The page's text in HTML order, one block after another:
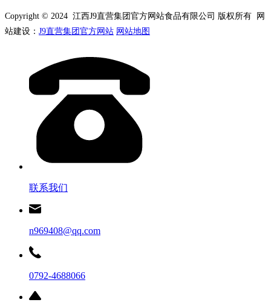
Copyright © 2024 江西J9直营集团官方网站食品有限公司 版权所有 网
站建设： J9直营集团官方网站 网站地图
联系我们
n969408@qq.com
0792-4688066